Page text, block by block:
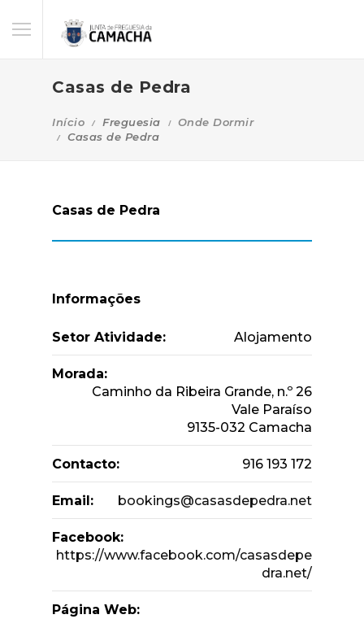
Casas de Pedra
Início Freguesia
Onde Dormir
Casas de Pedra
Casas de Pedra
Informações
Setor Atividade: Alojamento
Morada:
Caminho da Ribeira Grande, n.º 26
Vale Paraíso
9135-032 Camacha
Contacto: 916 193 172
Email: bookings@casasdepedra.net
Facebook:
https://www.facebook.com/casasdepe
dra.net/
Página Web: